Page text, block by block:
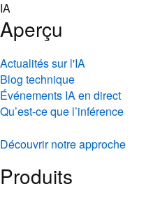
Skip
to
content
IA
Aperçu
Actualités sur l'IA
Blog technique
Événements IA en direct
Qu’est-ce que l’inférence
Découvrir notre approche
Produits